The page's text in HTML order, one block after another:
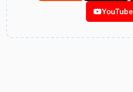
YouTube